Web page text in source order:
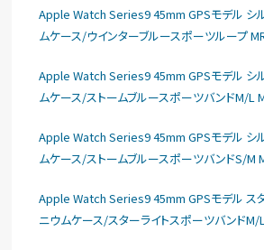
Apple Watch Series9 45mm GPSモデル シ
ムケース/ウインターブルースポーツループ
Apple Watch Series9 45mm GPSモデル シ
ムケース/ストームブルースポーツバンドM/L
Apple Watch Series9 45mm GPSモデル シ
ムケース/ストームブルースポーツバンドS/M
Apple Watch Series9 45mm GPSモデル ス
ニウムケース/スターライトスポーツバンド